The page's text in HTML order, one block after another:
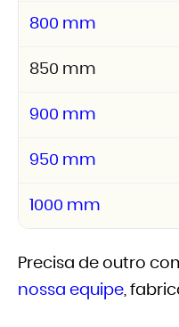
800 mm
850 mm
900 mm
950 mm
1000 mm
Precisa de outro
nossa equipe,